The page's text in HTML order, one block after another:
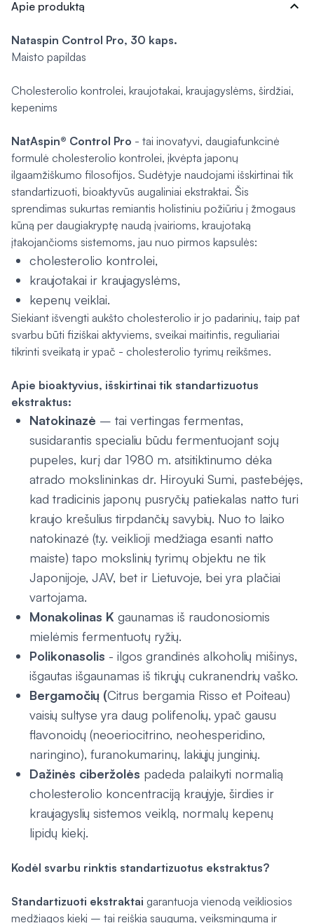
Apie produktą expand_more
Nataspin Control Pro, 30 kaps.
Maisto papildas
Cholesterolio kontrolei, kraujotakai, kraujagyslėms, širdžiai,
kepenims
NatAspin® Control Pro - tai inovatyvi, daugiafunkcinė
formulė cholesterolio kontrolei, įkvėpta japonų
ilgaamžiškumo filosofijos. Sudėtyje naudojami išskirtinai tik
standartizuoti, bioaktyvūs augaliniai ekstraktai. Šis
sprendimas sukurtas remiantis holistiniu požiūriu į žmogaus
kūną per daugiakryptę naudą įvairioms, kraujotaką
įtakojančioms sistemoms, jau nuo pirmos kapsulės:
cholesterolio kontrolei,
kraujotakai ir kraujagyslėms,
kepenų veiklai.
Siekiant išvengti aukšto cholesterolio ir jo padarinių, taip pat
svarbu būti fiziškai aktyviems, sveikai maitintis, reguliariai
tikrinti sveikatą ir ypač - cholesterolio tyrimų reikšmes.
Apie bioaktyvius, išskirtinai tik standartizuotus
ekstraktus:
Natokinazė – tai vertingas fermentas,
susidarantis specialiu būdu fermentuojant sojų
pupeles, kurį dar 1980 m. atsitiktinumo dėka
atrado mokslininkas dr. Hiroyuki Sumi, pastebėjęs,
kad tradicinis japonų pusryčių patiekalas natto turi
kraujo krešulius tirpdančių savybių. Nuo to laiko
natokinazė (t.y. veiklioji medžiaga esanti natto
maiste) tapo mokslinių tyrimų objektu ne tik
Japonijoje, JAV, bet ir Lietuvoje, bei yra plačiai
vartojama.
Monakolinas K gaunamas iš raudonosiomis
mielėmis fermentuotų ryžių.
Polikonasolis - ilgos grandinės alkoholių mišinys,
išgautas išgaunamas iš tikrųjų cukranendrių vaško.
Bergamočių (Citrus bergamia Risso et Poiteau)
vaisių sultyse yra daug polifenolių, ypač gausu
flavonoidų (neoeriocitrino, neohesperidino,
naringino), furanokumarinų, lakiųjų junginių.
Dažinės ciberžolės padeda palaikyti normalią
cholesterolio koncentraciją kraujyje, širdies ir
kraujagyslių sistemos veiklą, normalų kepenų
lipidų kiekį.
Kodėl svarbu rinktis standartizuotus ekstraktus?
Standartizuoti ekstraktai garantuoja vienodą veikliosios
medžiagos kiekį – tai reiškia saugumą, veiksmingumą ir